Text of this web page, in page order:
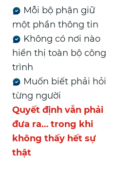
Mỗi bộ phận giữ
một phần thông tin
Không có nơi nào
hiển thị toàn bộ công
trình
Muốn biết phải hỏi
từng người
Quyết định vẫn phải
đưa ra… trong khi
không thấy hết sự
thật